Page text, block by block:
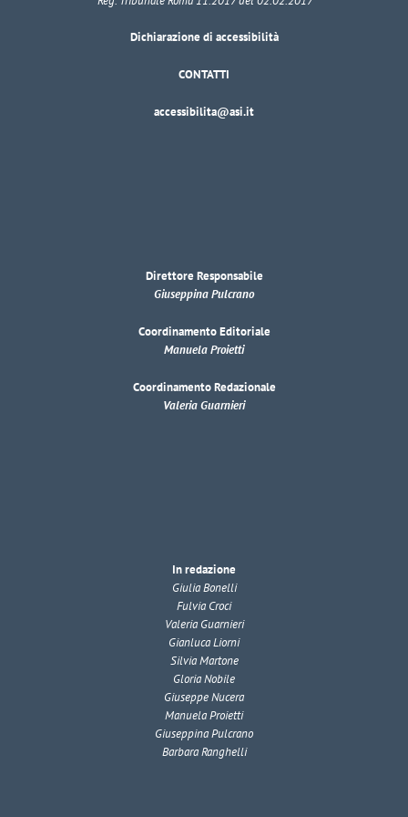
Dichiarazione di accessibilità
CONTATTI
accessibilita@asi.it
Direttore Responsabile
Giuseppina Pulcrano
Coordinamento Editoriale
Manuela Proietti
Coordinamento Redazionale
Valeria Guarnieri
In redazione
Giulia Bonelli
Fulvia Croci
Valeria Guarnieri
Gianluca Liorni
Silvia Martone
Gloria Nobile
Giuseppe Nucera
Manuela Proietti
Giuseppina Pulcrano
Barbara Ranghelli